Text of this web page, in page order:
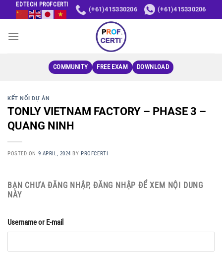
to
EDTECH PROFCERTI
(+61)415330206 (+61)415330206
COMMUNITY FREE EXAM DOWNLOAD
KẾT NỐI DỰ ÁN
TONLY VIETNAM FACTORY – PHASE 3 –
QUANG NINH
POSTED ON 9 APRIL, 2024 BYPROFCERTI
BẠN CHƯA ĐĂNG NHẬP, ĐĂNG NHẬP ĐỂ XEM NỘI DUNG
NÀY
Username or E-mail